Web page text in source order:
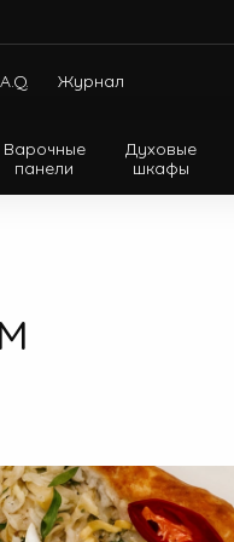
Журнал
Варочные
панели
Духовые
шкафы
морозильной камерой